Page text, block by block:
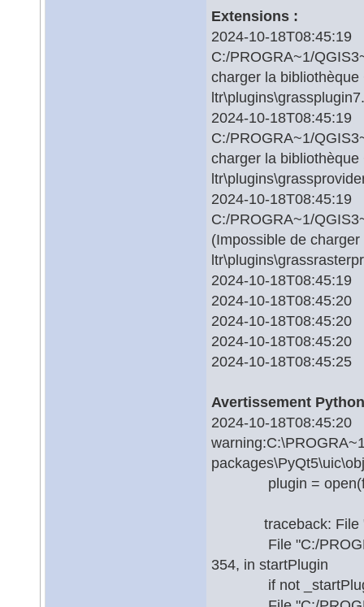
Extensions :
2024-10-
C:/PROGRA~1/
charger la
2024-10-
C:/PROGRA~1/
charger la
2024-10-
C:/PROGRA~1/
(Impossible de
2024-10-
2024-10-
2024-10-
2024-10-
2024-10-
Avertissement
2024-10-
plugin =
traceback: File
File "C:/
354, in startPlugin
if not